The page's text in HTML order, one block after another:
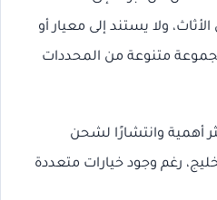
ولا يستند إلى معيار أو
متنوعة من المحددات
أهمية وانتشارًا لشحن
رغم وجود خيارات متعددة